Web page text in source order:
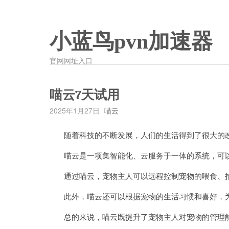
小蓝鸟pvn加速器
官网网址入口
喵云7天试用
2025年1月27日 喵云
随着科技的不断发展，人们的生活得到了很大的
喵云是一项集智能化、云服务于一体的系统，可
通过喵云，宠物主人可以远程控制宠物的喂食、
此外，喵云还可以根据宠物的生活习惯和喜好，
总的来说，喵云既提升了宠物主人对宠物的管理